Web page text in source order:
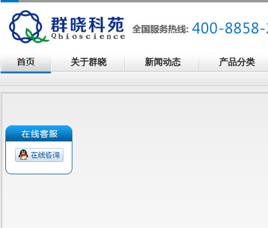
关于群晓 新闻动态 产品分类